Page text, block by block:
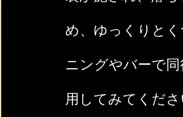
め、ゆっくりと
ニングやバーで
用してみてくださ